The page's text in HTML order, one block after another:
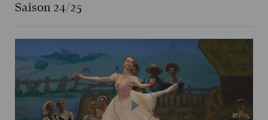
Saison 24/25